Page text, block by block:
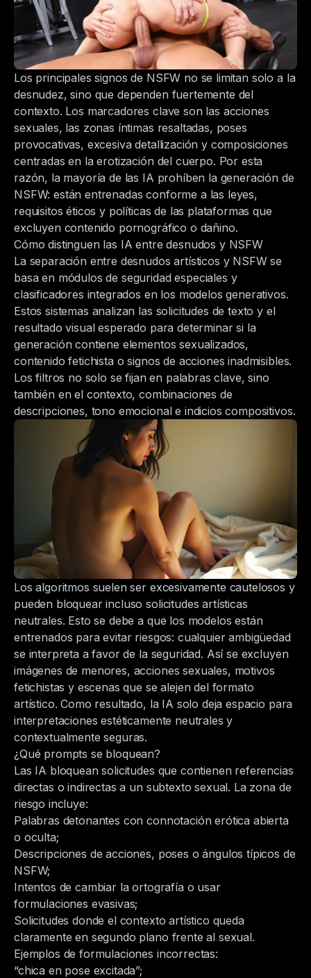
Los principales signos de NSFW no se limitan solo a la
desnudez, sino que dependen fuertemente del
contexto. Los marcadores clave son las acciones
sexuales, las zonas íntimas resaltadas, poses
provocativas, excesiva detallización y composiciones
centradas en la erotización del cuerpo. Por esta
razón, la mayoría de las IA prohíben la generación de
NSFW: están entrenadas conforme a las leyes,
requisitos éticos y políticas de las plataformas que
excluyen contenido pornográfico o dañino.
Cómo distinguen las IA entre desnudos y NSFW
La separación entre desnudos artísticos y NSFW se
basa en módulos de seguridad especiales y
clasificadores integrados en los modelos generativos.
Estos sistemas analizan las solicitudes de texto y el
resultado visual esperado para determinar si la
generación contiene elementos sexualizados,
contenido fetichista o signos de acciones inadmisibles.
Los filtros no solo se fijan en palabras clave, sino
también en el contexto, combinaciones de
descripciones, tono emocional e indicios compositivos.
Los algoritmos suelen ser excesivamente cautelosos y
pueden bloquear incluso solicitudes artísticas
neutrales. Esto se debe a que los modelos están
entrenados para evitar riesgos: cualquier ambigüedad
se interpreta a favor de la seguridad. Así se excluyen
imágenes de menores, acciones sexuales, motivos
fetichistas y escenas que se alejen del formato
artístico. Como resultado, la IA solo deja espacio para
interpretaciones estéticamente neutrales y
contextualmente seguras.
¿Qué prompts se bloquean?
Las IA bloquean solicitudes que contienen referencias
directas o indirectas a un subtexto sexual. La zona de
riesgo incluye:
Palabras detonantes con connotación erótica abierta
o oculta;
Descripciones de acciones, poses o ángulos típicos de
NSFW;
Intentos de cambiar la ortografía o usar
formulaciones evasivas;
Solicitudes donde el contexto artístico queda
claramente en segundo plano frente al sexual.
Ejemplos de formulaciones incorrectas:
“chica en pose excitada”;